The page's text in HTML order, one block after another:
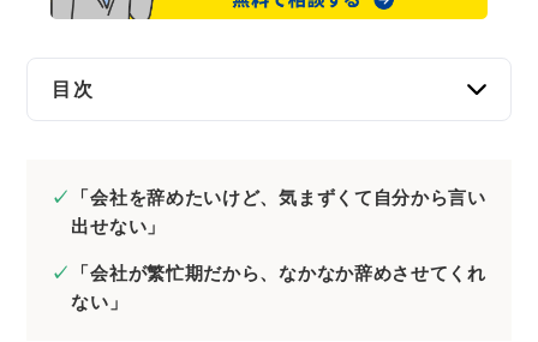
企業法務
目次
退職代行サービス業者と弁護士の違い
退職代行サービスとは？
退職代行を弁護士に依頼する5つのメリット
「会社を辞めたいけど、気まずくて自分から言い
出せない」
「会社が繁忙期だから、なかなか辞めさせてくれ
ない」